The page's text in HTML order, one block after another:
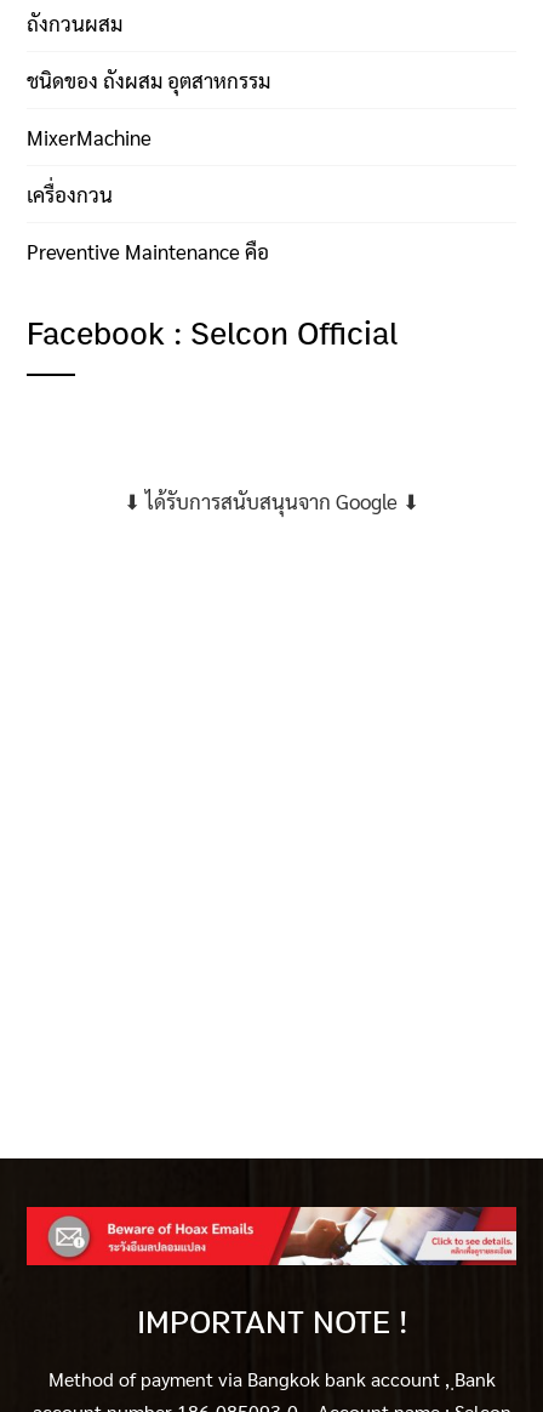
ถังกวนผสม
ชนิดของ ถังผสม อุตสาหกรรม
MixerMachine
เครื่องกวน
Preventive Maintenance คือ
Facebook : Selcon Official
⬇ ได้รับการสนับสนุนจาก Google ⬇
IMPORTANT NOTE !
Method of payment via Bangkok bank account , ฺBank